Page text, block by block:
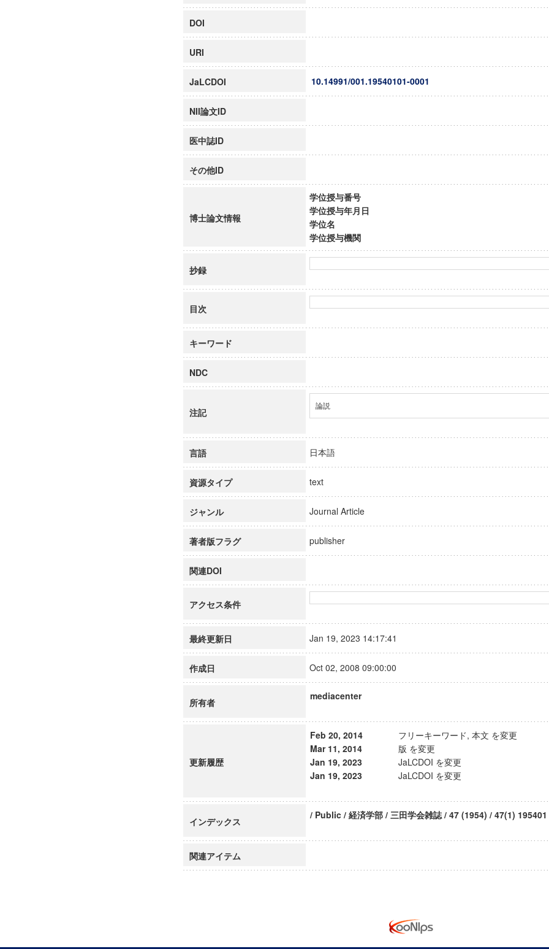
DOI
URI
JaLCDOI 10.14991/001.19540101-0001
NII論文ID
医中誌ID
その他ID
博士論文情報
学位授与番号
学位授与年月日
学位名
学位授与機関
抄録
目次
キーワード
NDC
注記
論説
言語 日本語
資源タイプ text
ジャンル Journal Article
著者版フラグ publisher
関連DOI
アクセス条件
最終更新日 Jan 19, 2023 14:17:41
作成日 Oct 02, 2008 09:00:00
所有者
mediacenter
更新履歴
Feb 20, 2014
フリーキーワード, 本文 を変更
Mar 11, 2014
版 を変更
Jan 19, 2023
JaLCDOI を変更
Jan 19, 2023
JaLCDOI を変更
インデックス
/ Public / 経済学部 / 三田学会雑誌 / 47 (1954) / 47(1) 195401
関連アイテム